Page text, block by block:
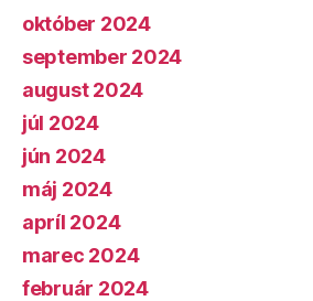
október 2024
september 2024
august 2024
júl 2024
jún 2024
máj 2024
apríl 2024
marec 2024
február 2024